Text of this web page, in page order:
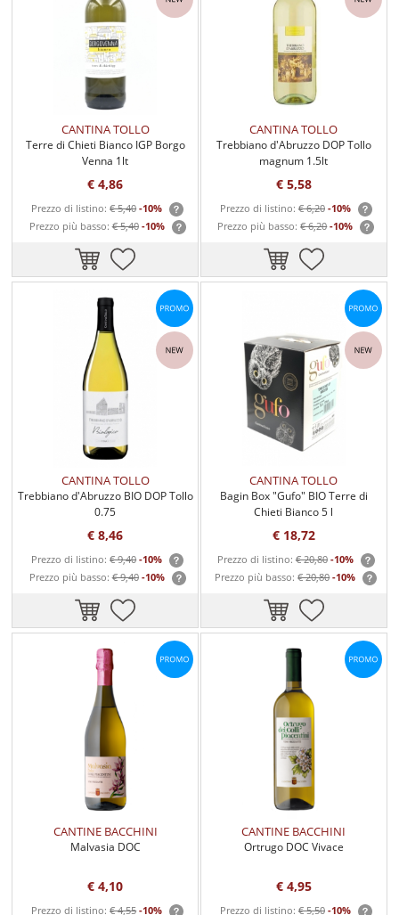
CANTINA TOLLO
Terre di Chieti Bianco IGP Borgo
Venna 1lt
€ 4,86
Prezzo di listino:€ 5,40 -10%
Prezzo più basso:€ 5,40 -10%
CANTINA TOLLO
Trebbiano d'Abruzzo DOP Tollo
magnum 1.5lt
€ 5,58
Prezzo di listino:€ 6,20 -10%
Prezzo più basso:€ 6,20 -10%
CANTINA TOLLO
Trebbiano d'Abruzzo BIO DOP Tollo
0.75
€ 8,46
Prezzo di listino:€ 9,40 -10%
Prezzo più basso:€ 9,40 -10%
CANTINA TOLLO
Bagin Box "Gufo" BIO Terre di
Chieti Bianco 5 l
€ 18,72
Prezzo di listino:€ 20,80 -10%
Prezzo più basso:€ 20,80 -10%
CANTINE BACCHINI
Malvasia DOC
€ 4,10
Prezzo di listino:€ 4,55 -10%
CANTINE BACCHINI
Ortrugo DOC Vivace
€ 4,95
Prezzo di listino:€ 5,50 -10%